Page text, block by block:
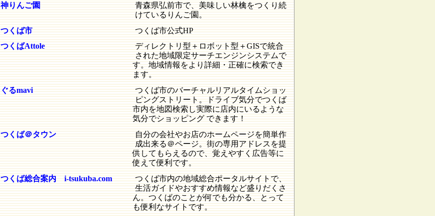
神りんご園
青森県弘前市で、美味しい林檎をつくり続
けているりんご園。
つくば市
つくば市公式HP
つくばAttole
ディレクトリ型＋ロボット型＋GISで統合
された地域限定サーチエンジンシステムで
す。地域情報をより詳細・正確に検索でき
ます。
ぐるmavi
つくば市のバーチャルリアルタイムショッ
ピングストリート。ドライブ気分でつくば
市内を地図検索し実際に店内にいるような
気分でショッピング できます！
つくば＠タウン
自分の会社やお店のホームページを簡単作
成出来る＠ページ。街の専用アドレスを提
供してもらえるので、覚えやすく広告等に
使えて便利です。
つくば総合案内 i-tsukuba.com
つくば市内の地域総合ポータルサイトで、
生活ガイドやおすすめ情報など盛りだくさ
ん。つくばのことが何でも分かる、とって
も便利なサイトです。